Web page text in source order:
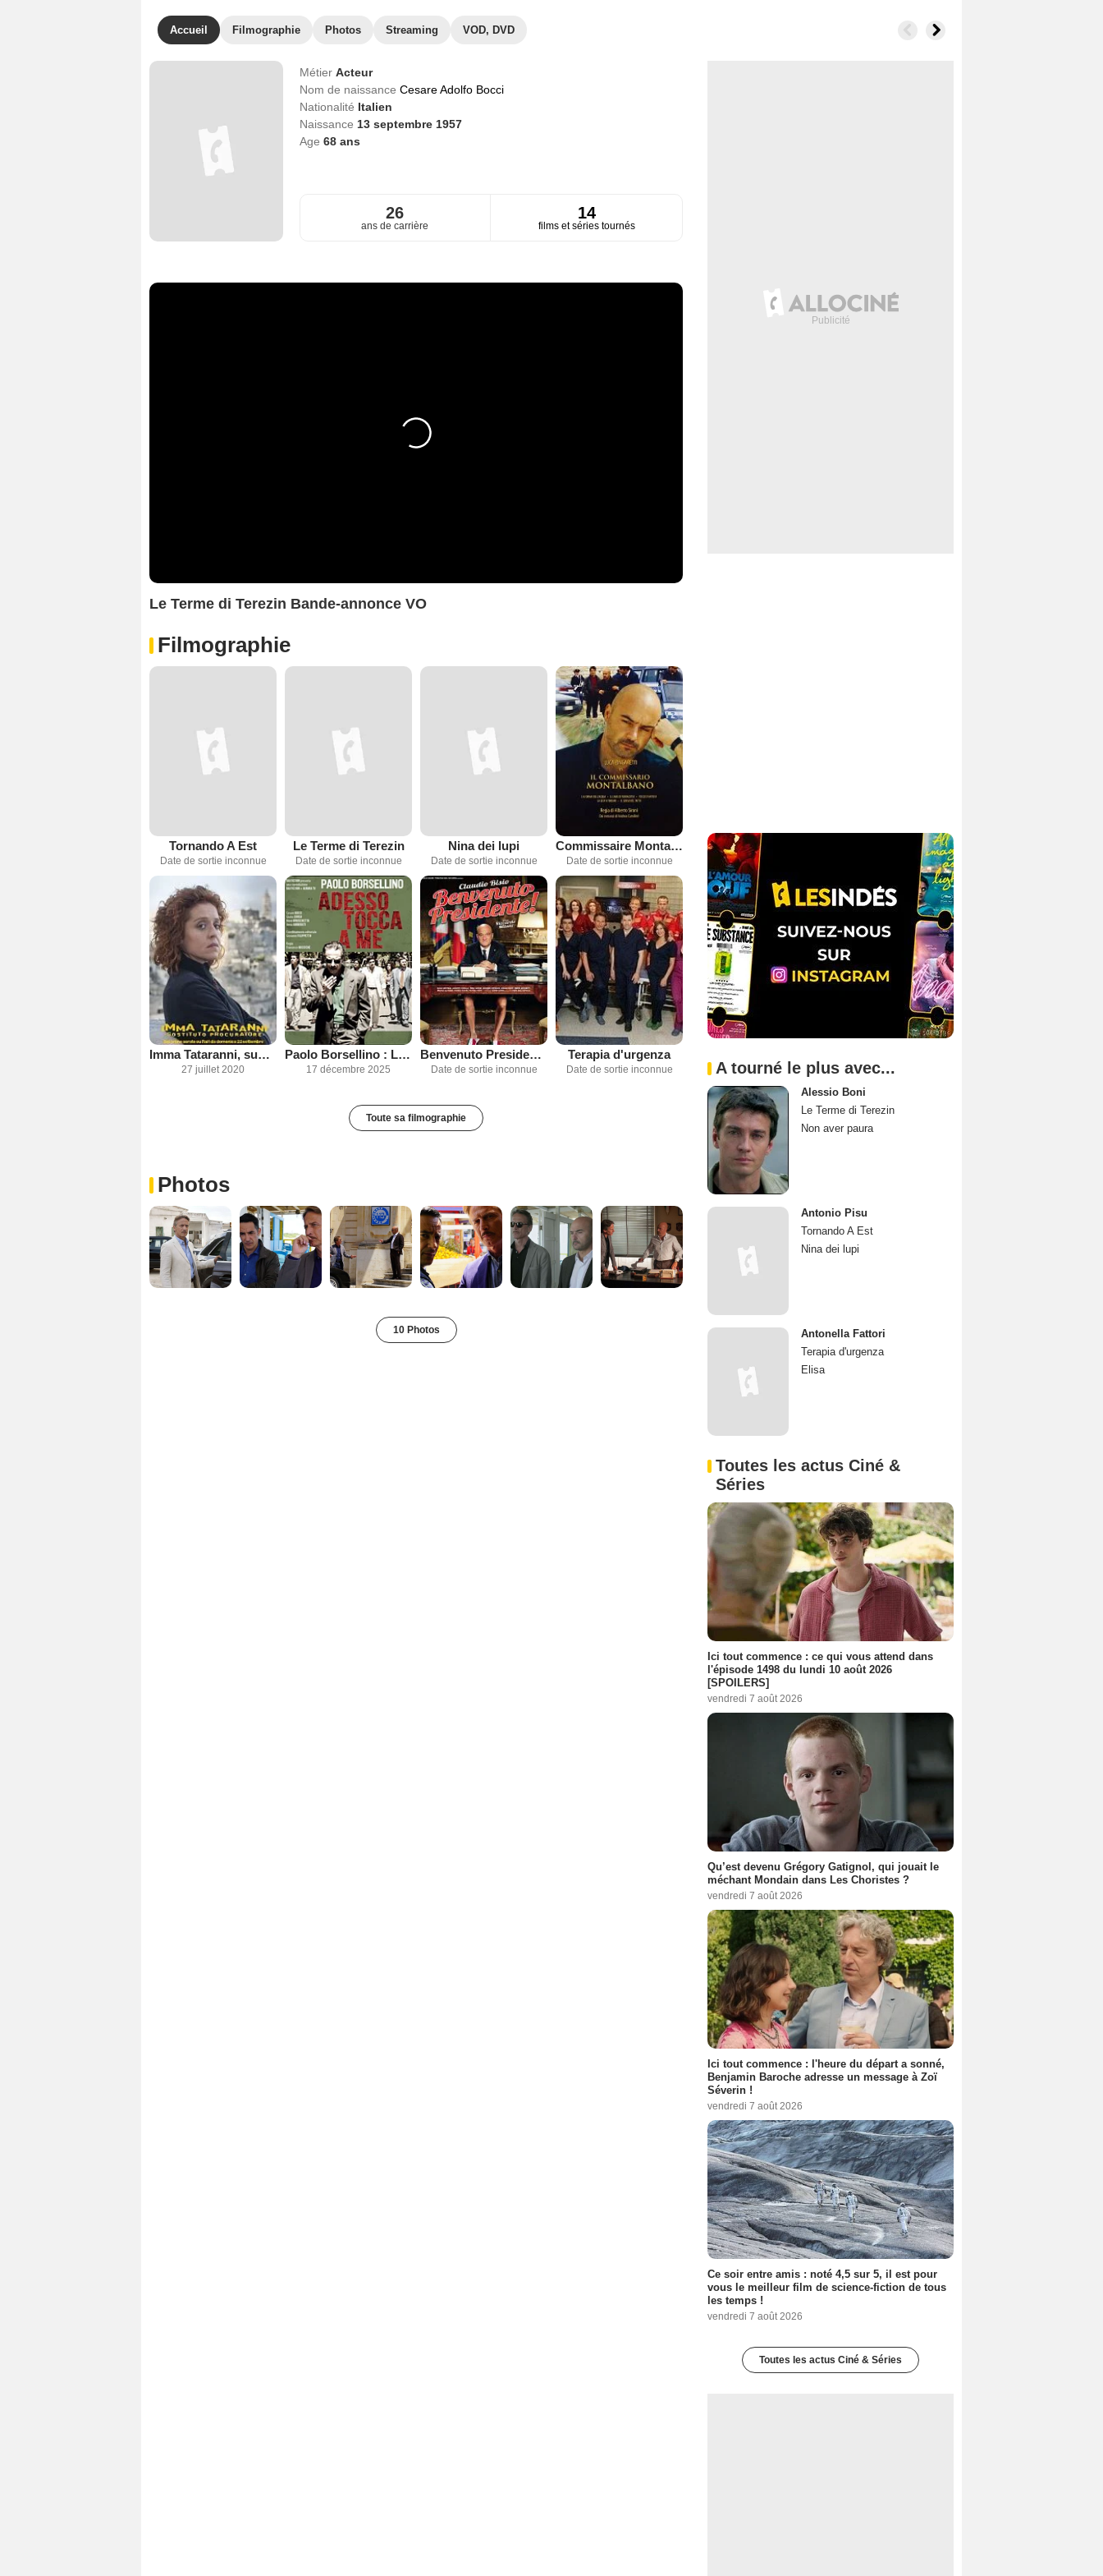
Accueil Filmographie Photos Streaming VOD, DVD
Métier Acteur
Nom de naissance Cesare Adolfo Bocci
Nationalité Italien
Naissance 13 septembre 1957
Age 68ans
26
ans de carrière
14
films et séries tournés
Le Terme di Terezin Bande-annonce VO
Filmographie
Tornando A Est
Date de sortie inconnue
Le Terme di Terezin
Date de sortie inconnue
Nina dei lupi
Date de sortie inconnue
Commissaire Montalbano
Date de sortie inconnue
Imma Tataranni, substitut du procureur
27 juillet 2020
Paolo Borsellino : Le prochain sur la liste
17 décembre 2025
Benvenuto Presidente!
Date de sortie inconnue
Terapia d'urgenza
Date de sortie inconnue
Toute sa filmographie
Photos
10 Photos
A tourné le plus avec...
Alessio Boni
Le Terme di Terezin
Non aver paura
Antonio Pisu
Tornando A Est
Nina dei lupi
Antonella Fattori
Terapia d'urgenza
Elisa
Toutes les actus Ciné &
Séries
Ici tout commence : ce qui vous attend dans
l'épisode 1498 du lundi 10 août 2026
[SPOILERS]
vendredi 7 août 2026
Qu’est devenu Grégory Gatignol, qui jouait le
méchant Mondain dans Les Choristes ?
vendredi 7 août 2026
Ici tout commence : l'heure du départ a sonné,
Benjamin Baroche adresse un message à Zoï
Séverin !
vendredi 7 août 2026
Ce soir entre amis : noté 4,5 sur 5, il est pour
vous le meilleur film de science-fiction de tous
les temps !
vendredi 7 août 2026
Toutes les actus Ciné & Séries